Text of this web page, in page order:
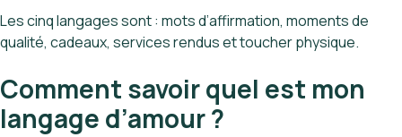
Les cinq langages sont : mots d’affirmation, moments de
qualité, cadeaux, services rendus et toucher physique.
Comment savoir quel est mon
langage d’amour ?